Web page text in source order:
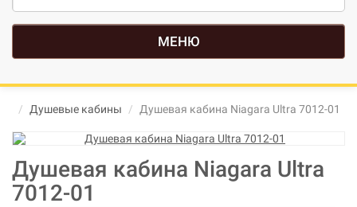
МЕНЮ
Душевые кабины Душевая кабина Niagara Ultra 7012-01
Душевая кабина Niagara Ultra
7012-01